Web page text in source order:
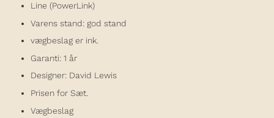
Line (PowerLink)
Varens stand: god stand
vægbeslag er ink.
Garanti: 1 år
Designer: David Lewis
Prisen for Sæt.
Vægbeslag